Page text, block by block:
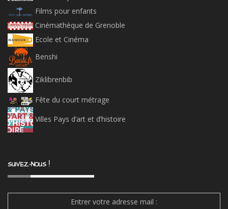
Films pour enfants
Cinémathèque de Grenoble
Ecole et Cinéma
Benshi
Ziklibrenbib
Fête du court métrage
Villes Pays d’art et d’histoire
SUIVEZ-NOUS !
Entrer votre adresse mail :